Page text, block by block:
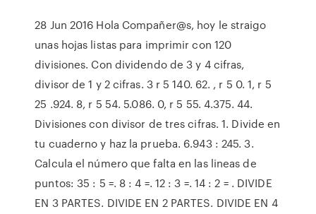
28 Jun 2016 Hola Compañer@s, hoy le straigo
unas hojas listas para imprimir con 120
divisiones. Con dividendo de 3 y 4 cifras,
divisor de 1 y 2 cifras. 3 r 5 140. 62. , r 5 0. 1, r 5
25 .924. 8, r 5 54. 5.086. 0, r 5 55. 4.375. 44.
Divisiones con divisor de tres cifras. 1. Divide en
tu cuaderno y haz la prueba. 6.943 : 245. 3.
Calcula el número que falta en las lineas de
puntos: 35 : 5 =. 8 : 4 =. 12 : 3 =. 14 : 2 = . DIVIDE
EN 3 PARTES. DIVIDE EN 2 PARTES. DIVIDE EN 4